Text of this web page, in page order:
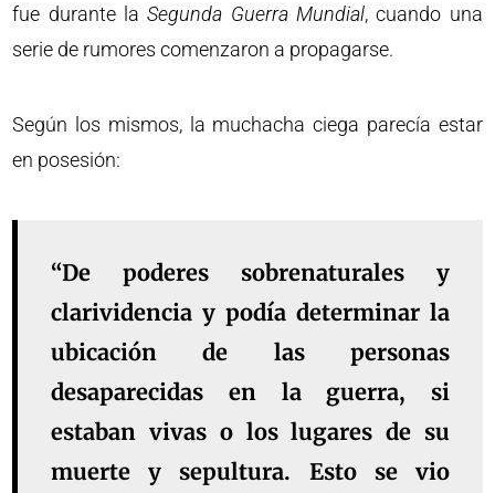
fue durante laSegunda Guerra Mundial, cuando una
serie de rumores comenzaron a propagarse.
Según los mismos, la muchacha ciega parecía estar
en posesión:
“De poderes sobrenaturales y
clarividencia y podía determinar la
ubicación de las personas
desaparecidas en la guerra, si
estaban vivas o los lugares de su
muerte y sepultura. Esto se vio